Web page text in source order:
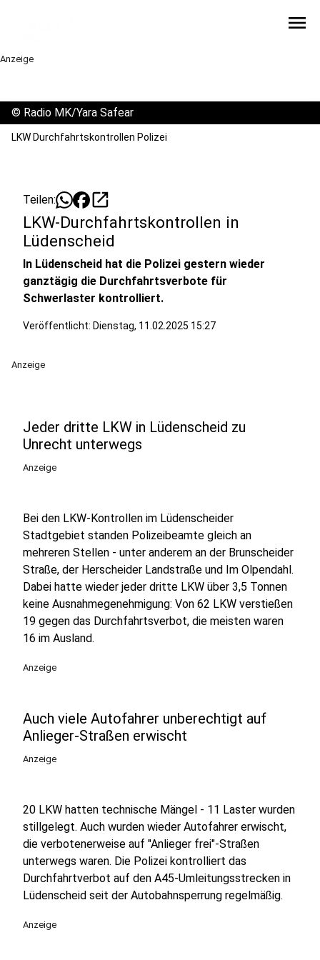
menu
Anzeige
© Radio MK/Yara Safear
LKW Durchfahrtskontrollen Polizei
Teilen: open_in_new
LKW-Durchfahrtskontrollen in
Lüdenscheid
In Lüdenscheid hat die Polizei gestern wieder
ganztägig die Durchfahrtsverbote für
Schwerlaster kontrolliert.
Veröffentlicht: Dienstag, 11.02.2025 15:27
Anzeige
Jeder dritte LKW in Lüdenscheid zu
Unrecht unterwegs
Anzeige
Bei den LKW-Kontrollen im Lüdenscheider
Stadtgebiet standen Polizeibeamte gleich an
mehreren Stellen - unter anderem an der Brunscheider
Straße, der Herscheider Landstraße und Im Olpendahl.
Dabei hatte wieder jeder dritte LKW über 3,5 Tonnen
keine Ausnahmegenehmigung: Von 62 LKW verstießen
19 gegen das Durchfahrtsverbot, die meisten waren
16 im Ausland.
Anzeige
Auch viele Autofahrer unberechtigt auf
Anlieger-Straßen erwischt
Anzeige
20 LKW hatten technische Mängel - 11 Laster wurden
stillgelegt. Auch wurden wieder Autofahrer erwischt,
die verbotenerweise auf "Anlieger frei"-Straßen
unterwegs waren. Die Polizei kontrolliert das
Durchfahrtverbot auf den A45-Umleitungsstrecken in
Lüdenscheid seit der Autobahnsperrung regelmäßig.
Anzeige